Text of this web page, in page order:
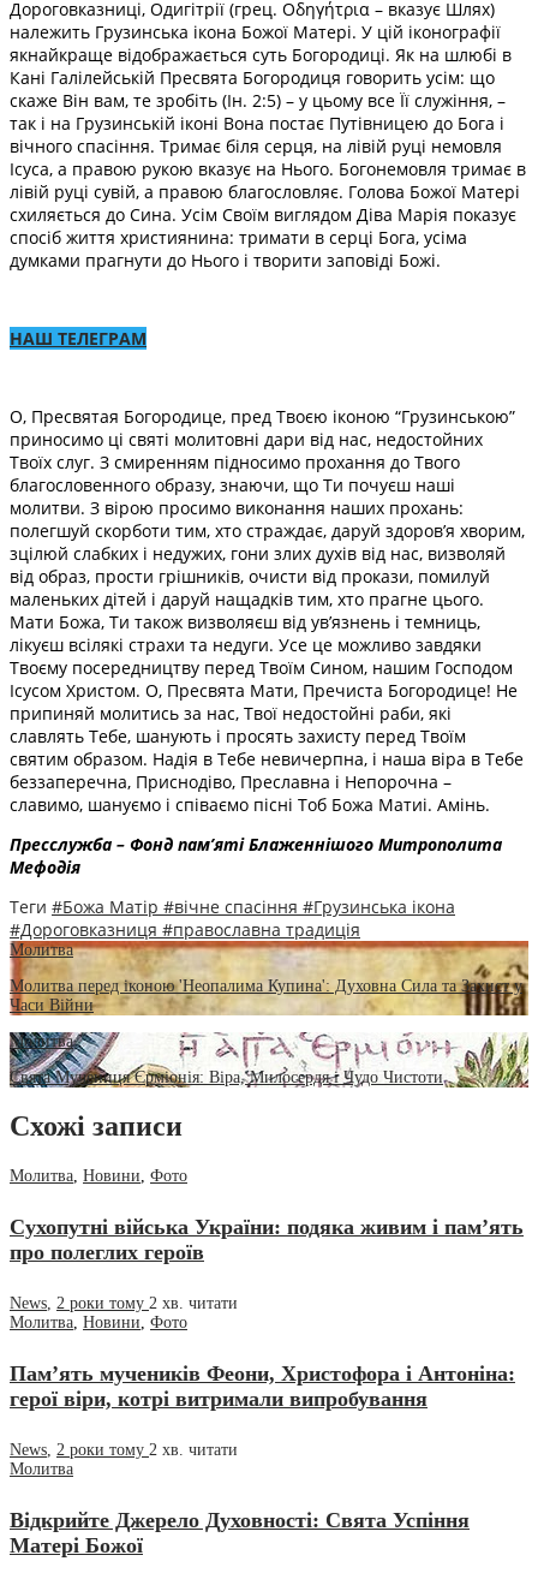
Дороговказниці, Одигітрії (грец. Οδηγήτρια – вказує Шлях)
належить Грузинська ікона Божої Матері. У цій іконографії
якнайкраще відображається суть Богородиці. Як на шлюбі в
Кані Галілейській Пресвята Богородиця говорить усім: що
скаже Він вам, те зробіть (Ін. 2:5) – у цьому все Її служіння, –
так і на Грузинській іконі Вона постає Путівницею до Бога і
вічного спасіння. Тримає біля серця, на лівій руці немовля
Ісуса, а правою рукою вказує на Нього. Богонемовля тримає в
лівій руці сувій, а правою благословляє. Голова Божої Матері
схиляється до Сина. Усім Своїм виглядом Діва Марія показує
спосіб життя християнина: тримати в серці Бога, усіма
думками прагнути до Нього і творити заповіді Божі.
НАШ ТЕЛЕГРАМ
О, Пресвятая Богородице, пред Твоєю іконою “Грузинською”
приносимо ці святі молитовні дари від нас, недостойних
Твоїх слуг. З смиренням підносимо прохання до Твого
благословенного образу, знаючи, що Ти почуєш наші
молитви. З вірою просимо виконання наших прохань:
полегшуй скорботи тим, хто страждає, даруй здоров’я хворим,
зцілюй слабких і недужих, гони злих духів від нас, визволяй
від образ, прости грішників, очисти від прокази, помилуй
маленьких дітей і даруй нащадків тим, хто прагне цього.
Мати Божа, Ти також визволяєш від ув’язнень і темниць,
лікуєш всілякі страхи та недуги. Усе це можливо завдяки
Твоєму посередництву перед Твоїм Сином, нашим Господом
Ісусом Христом. О, Пресвята Мати, Пречиста Богородице! Не
припиняй молитись за нас, Твої недостойні раби, які
славлять Тебе, шанують і просять захисту перед Твоїм
святим образом. Надія в Тебе невичерпна, і наша віра в Тебе
беззаперечна, Приснодіво, Преславна і Непорочна –
славимо, шануємо і співаємо пісні Тоб Божа Матиі. Амінь.
Пресслужба – Фонд пам’яті Блаженнішого Митрополита
Мефодія
Теги #Божа Матір #вічне спасіння #Грузинська ікона
#Дороговказниця #православна традиція
Молитва
Молитва перед іконою 'Неопалима Купина': Духовна Сила та Захист у
Часи Війни
Молитва
Свята Мучениця Єрміонія: Віра, Милосердя і Чудо Чистоти
Схожі записи
Молитва, Новини, Фото
Сухопутні війська України: подяка живим і пам’ять
про полеглих героїв
News, 2 роки тому 2 хв. читати
Молитва, Новини, Фото
Пам’ять мучеників Феони, Христофора і Антоніна:
герої віри, котрі витримали випробування
News, 2 роки тому 2 хв. читати
Молитва
Відкрийте Джерело Духовності: Свята Успіння
Матері Божої